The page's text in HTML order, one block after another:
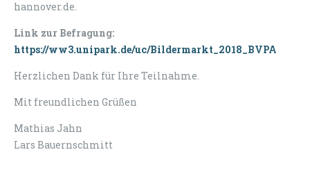
hannover.de.
Link zur Befragung:
https://ww3.unipark.de/uc/Bildermarkt_2018_BVPA
Herzlichen Dank für Ihre Teilnahme.
Mit freundlichen Grüßen
Mathias Jahn
Lars Bauernschmitt